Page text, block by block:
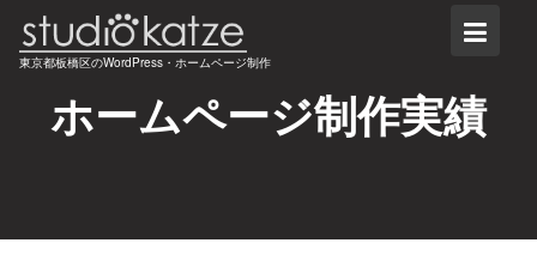
東京都板橋区のWordPress・ホームページ制作
ホームページ制作実績